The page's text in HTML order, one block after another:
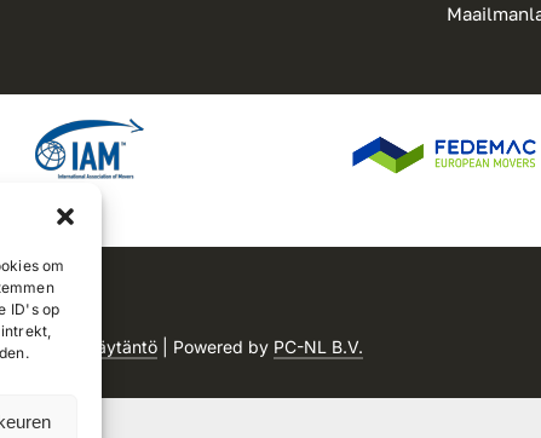
om
ID's op
| Evästekäytäntö| Powered by PC-NL B.V.